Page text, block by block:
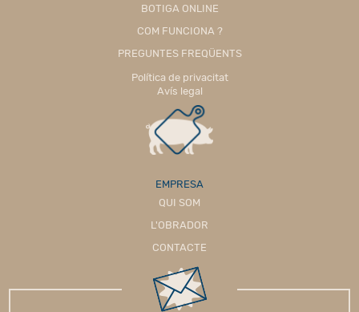
BOTIGA ONLINE
COM FUNCIONA ?
PREGUNTES FREQÜENTS
Política de privacitat
Avís legal
EMPRESA
QUI SOM
L'OBRADOR
CONTACTE